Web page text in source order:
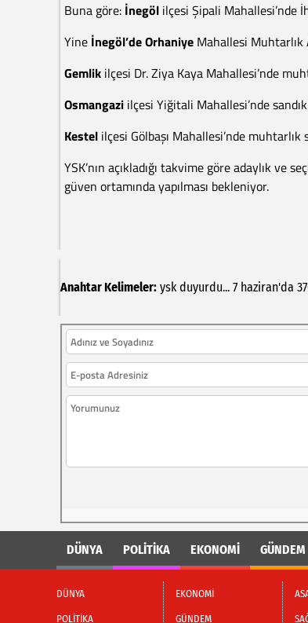
Buna göre: İnegöl ilçesi Şipali Mahallesi’nde
Yine İnegöl’de Orhaniye Mahallesi
Gemlik ilçesi Dr. Ziya Kaya Mahallesi’nde
Osmangazi ilçesi Yiğitali Mahallesi’nde
Kestel ilçesi Gölbaşı Mahallesi’nde
YSK’nın açıkladığı takvime göre adaylık
güven ortamında yapılması bekleniyor.
Anahtar Kelimeler: ysk duyurdu... 7 haziran'da
DÜNYA POLİTİKA EKONOMİ GÜNDEM
DÜNYA
POLİTİKA
EKONOMİ
GÜNDEM